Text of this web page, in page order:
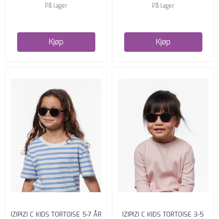
På lager
Kjøp
På lager
Kjøp
IZIPIZI C KIDS TORTOISE 5-7 ÅR IZIPIZI C KIDS TORTOISE 3-5